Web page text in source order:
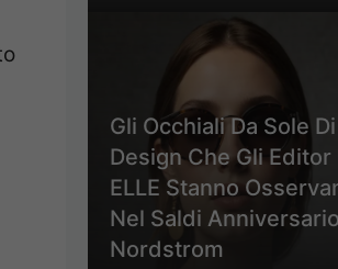
Gli Occhiali Da Sole Di
Design Che Gli Editor
ELLE Stanno
Nel Saldi
Nordstrom